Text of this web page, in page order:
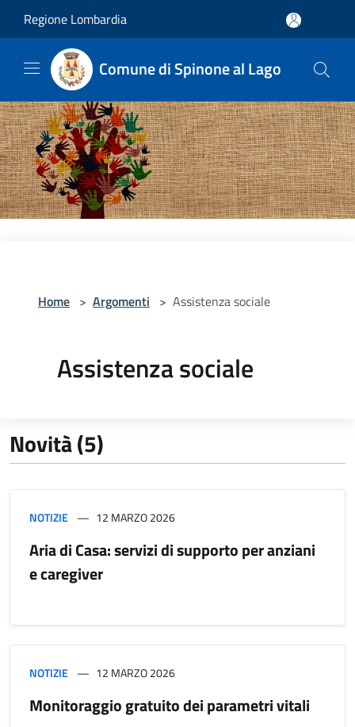
Regione Lombardia
Comune di Spinone al Lago
Home > Argomenti > Assistenza sociale
Assistenza sociale
Novità (5)
NOTIZIE 12 MARZO 2026
Aria di Casa: servizi di supporto per anziani
e caregiver
NOTIZIE 12 MARZO 2026
Monitoraggio gratuito dei parametri vitali